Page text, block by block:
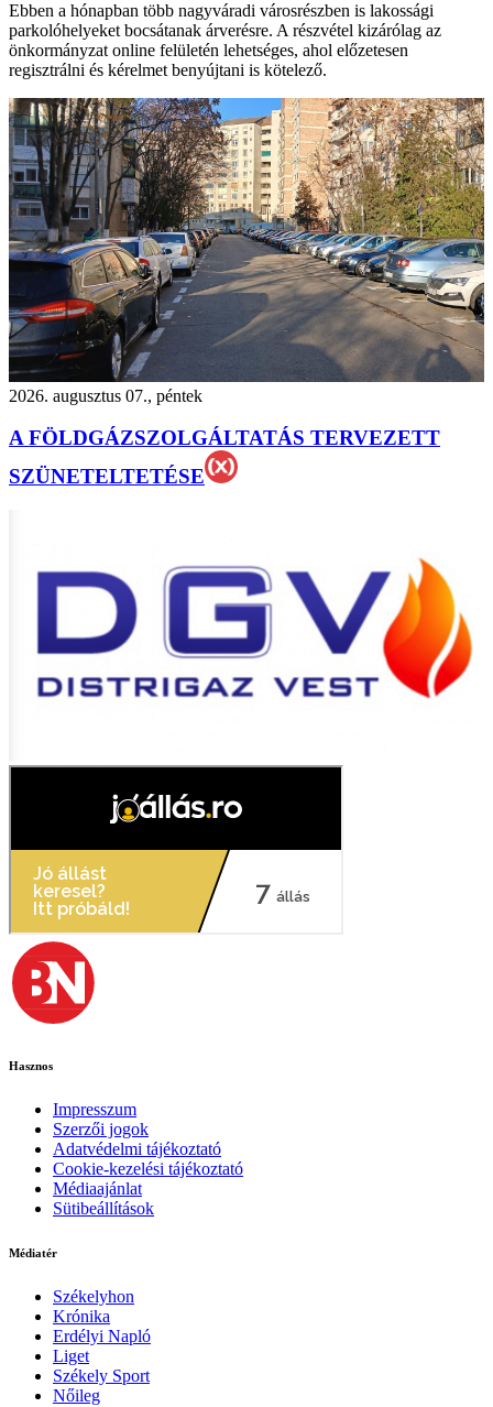
Ebben a hónapban több nagyváradi városrészben is lakossági
parkolóhelyeket bocsátanak árverésre. A részvétel kizárólag az
önkormányzat online felületén lehetséges, ahol előzetesen
regisztrálni és kérelmet benyújtani is kötelező.
2026. augusztus 07., péntek
A FÖLDGÁZSZOLGÁLTATÁS TERVEZETT
SZÜNETELTETÉSE
Hasznos
Impresszum
Szerzői jogok
Adatvédelmi tájékoztató
Cookie-kezelési tájékoztató
Médiaajánlat
Sütibeállítások
Médiatér
Székelyhon
Krónika
Erdélyi Napló
Liget
Székely Sport
Nőileg